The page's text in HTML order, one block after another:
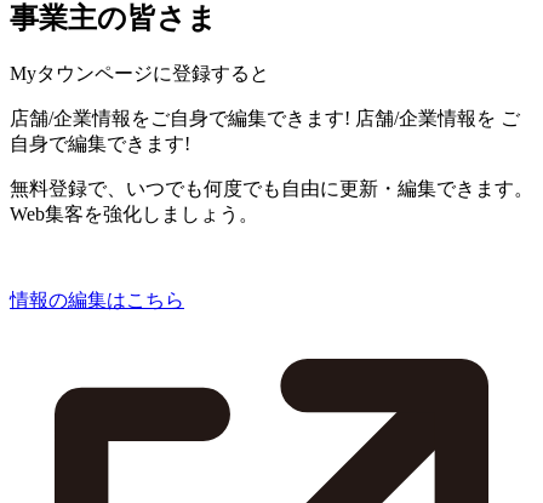
事業主の皆さま
Myタウンページに登録すると
店舗/企業情報をご自身で編集できます! 店舗/企業情報を ご
自身で編集できます!
無料登録で、いつでも何度でも自由に更新・編集できます。
Web集客を強化しましょう。
情報の編集はこちら